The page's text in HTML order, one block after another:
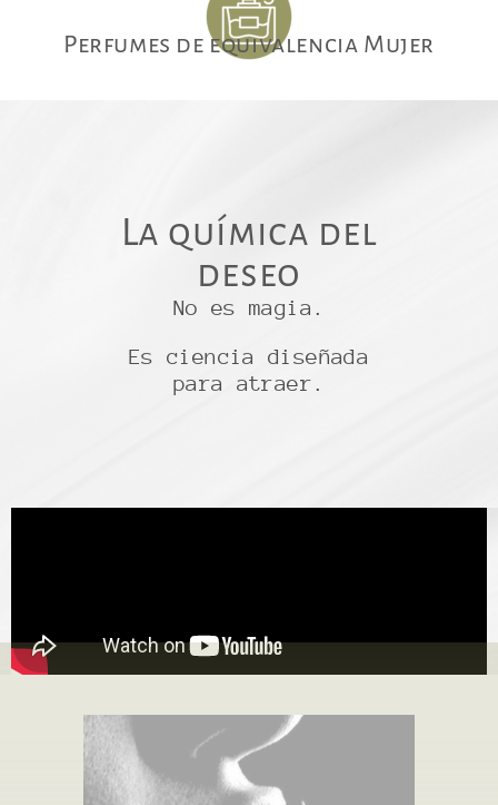
Perfumes de equivalencia Mujer
La química del
deseo
No es magia.
Es ciencia diseñada
para atraer.